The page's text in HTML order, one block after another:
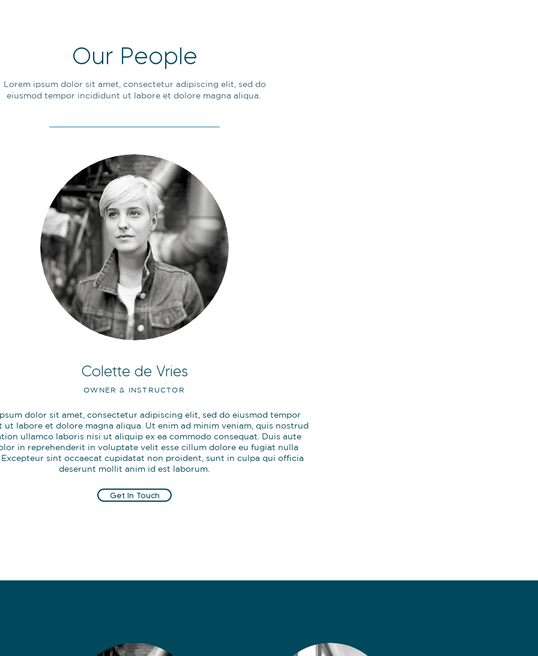
Our People
Lorem ipsum dolor sit amet, consectetur adipiscing elit, sed do
eiusmod tempor incididunt ut labore et dolore magna aliqua.
Colette de Vries
OWNER & INSTRUCTOR
dolor sit amet, consectetur adipiscing elit, sed do eiusmod tempor
ut labore et dolore magna aliqua. Ut enim ad minim veniam, quis nostrud
ullamco laboris nisi ut aliquip ex ea commodo consequat. Duis aute
in reprehenderit in voluptate velit esse cillum dolore eu fugiat nulla
Excepteur sint occaecat cupidatat non proident, sunt in culpa qui officia
deserunt mollit anim id est laborum.
Get In Touch